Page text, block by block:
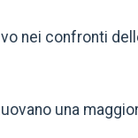
nei confronti
una